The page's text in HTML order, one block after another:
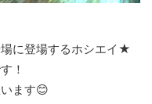
に登場するホシエイ★
！
ます😊